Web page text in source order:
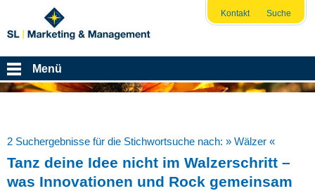
Kontakt Suche
Menü
2 Suchergebnisse für die Stichwortsuche nach: » Wälzer «
Tanz deine Idee nicht im Walzerschritt –
was Innovationen und Rock gemeinsam